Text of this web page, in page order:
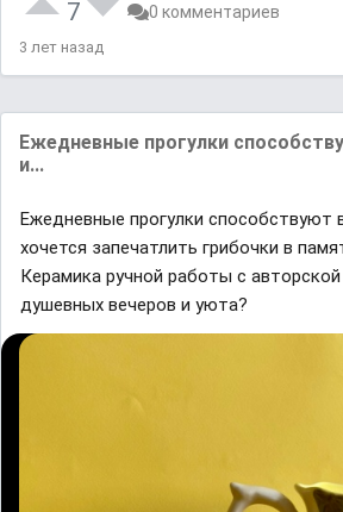
7 0 комментариев
3 лет назад
Ежедневные прогулки
и...
Ежедневные прогулки способствуют
хочется запечатлить грибочки в
Керамика ручной работы с
душевных вечеров и уюта?